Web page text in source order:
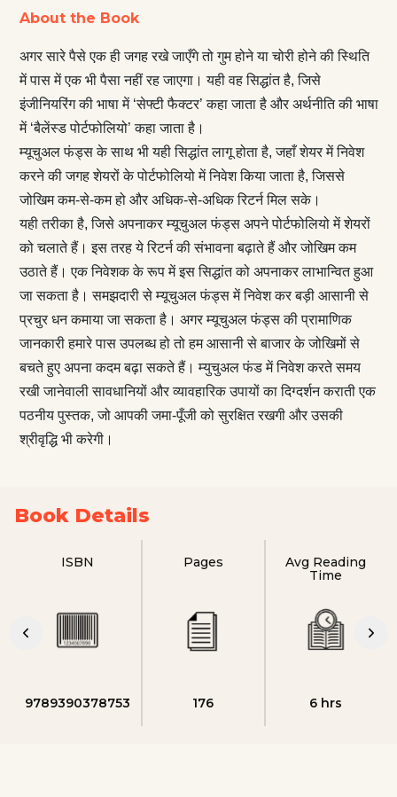
About the Book
अगर सारे पैसे एक ही जगह रखे जाएँगे तो गुम होने या चोरी होने की स्थिति
में पास में एक भी पैसा नहीं रह जाएगा। यही वह सिद्धांत है, जिसे
इंजीनियरिंग की भाषा में ‘सेफ्टी फैक्टर’ कहा जाता है और अर्थनीति की भाषा
में ‘बैलेंस्ड पोर्टफोलियो’ कहा जाता है।
म्यूचुअल फंड्स के साथ भी यही सिद्धांत लागू होता है, जहाँ शेयर में निवेश
करने की जगह शेयरों के पोर्टफोलियो में निवेश किया जाता है, जिससे
जोखिम कम-से-कम हो और अधिक-से-अधिक रिटर्न मिल सके।
यही तरीका है, जिसे अपनाकर म्यूचुअल फंड्स अपने पोर्टफोलियो में शेयरों
को चलाते हैं। इस तरह ये रिटर्न की संभावना बढ़ाते हैं और जोखिम कम
उठाते हैं। एक निवेशक के रूप में इस सिद्धांत को अपनाकर लाभान्वित हुआ
जा सकता है। समझदारी से म्यूचुअल फंड्स में निवेश कर बड़ी आसानी से
प्रचुर धन कमाया जा सकता है। अगर म्यूचुअल फंड्स की प्रामाणिक
जानकारी हमारे पास उपलब्ध हो तो हम आसानी से बाजार के जोखिमों से
बचते हुए अपना कदम बढ़ा सकते हैं। म्युचुअल फंड में निवेश करते समय
रखी जानेवाली सावधानियों और व्यावहारिक उपायों का दिग्दर्शन कराती एक
पठनीय पुस्तक, जो आपकी जमा-पूँजी को सुरक्षित रखगी और उसकी
श्रीवृद्धि भी करेगी।
Book Details
ISBN
9789390378753
Pages
176
Avg Reading
Time
6 hrs